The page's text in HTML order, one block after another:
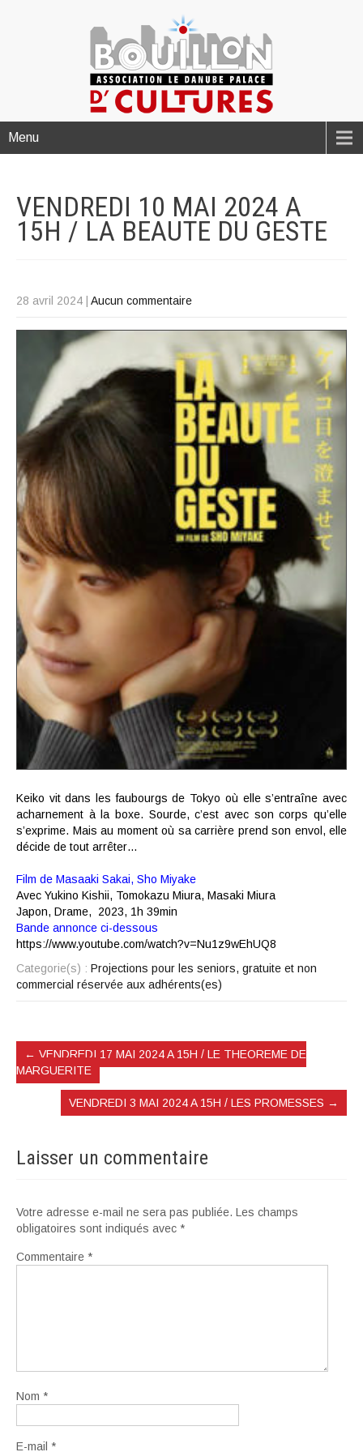
Menu
VENDREDI 10 MAI 2024 A
15H / LA BEAUTE DU GESTE
28 avril 2024 Aucun commentaire
Keiko vit dans les faubourgs de Tokyo où elle s’entraîne avec
acharnement à la boxe. Sourde, c’est avec son corps qu’elle
s’exprime. Mais au moment où sa carrière prend son envol, elle
décide de tout arrêter…
Film de Masaaki Sakai, Sho Miyake
Avec Yukino Kishii, Tomokazu Miura, Masaki Miura
Japon, Drame, 2023, 1h 39min
Bande annonce ci-dessous
https://www.youtube.com/watch?v=Nu1z9wEhUQ8
Categorie(s) : Projections pour les seniors, gratuite et non
commercial réservée aux adhérents(es)
← VENDREDI 17 MAI 2024 A 15H / LE THEOREME DE
MARGUERITE
VENDREDI 3 MAI 2024 A 15H / LES PROMESSES →
Laisser un commentaire
Votre adresse e-mail ne sera pas publiée. Les champs
obligatoires sont indiqués avec *
Commentaire *
Nom *
E-mail *